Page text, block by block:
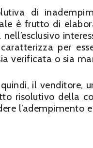
di
è frutto di
per
verificata o sia
il venditore,
risolutivo della
l’adempimento